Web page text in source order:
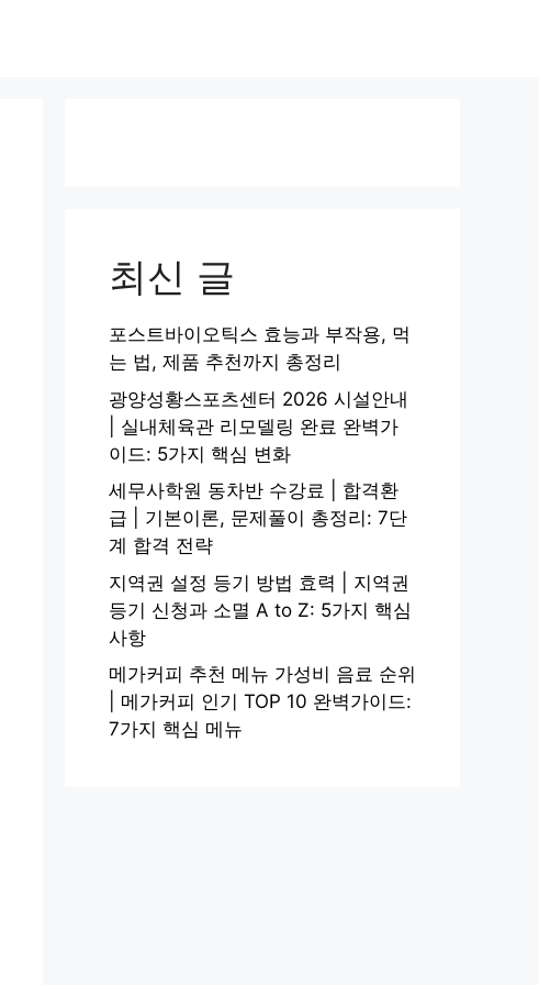
최신 글
포스트바이오틱스 효능과 부작용, 먹
는 법, 제품 추천까지 총정리
광양성황스포츠센터 2026 시설안내
| 실내체육관 리모델링 완료 완벽가
이드: 5가지 핵심 변화
세무사학원 동차반 수강료 | 합격환
급 | 기본이론, 문제풀이 총정리: 7단
계 합격 전략
지역권 설정 등기 방법 효력 | 지역권
등기 신청과 소멸 A to Z: 5가지 핵심
사항
메가커피 추천 메뉴 가성비 음료 순위
| 메가커피 인기 TOP 10 완벽가이드:
7가지 핵심 메뉴